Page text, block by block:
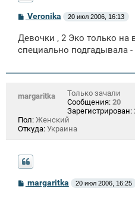
С
о
б
щ
и
Veronika 20 июл 2006, 16:13
Девочки , 2 Эко только на
специально подгадывала -
margaritka
Только зачали
Сообщения: 20
Зарегистрирован:
Пол: Женский
Откуда: Украина
С
о
margaritka 20 июл 2006, 16:25